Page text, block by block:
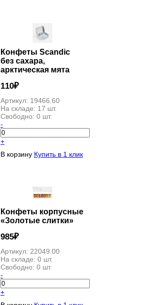
Конфеты Scandic
без сахара,
арктическая мята
110₽
Артикул: 19466.60
На складе: 17 шт.
Свободно: 0 шт.
-
+
В корзину Купить в 1 клик
Конфеты корпусные
«Золотые слитки»
985₽
Артикул: 22049.00
На складе: 0 шт.
Свободно: 0 шт.
-
+